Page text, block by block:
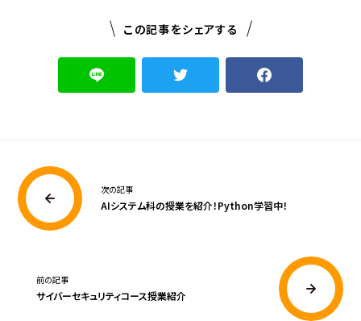
この記事をシェアする
次の記事
AIシステム科の授業を紹介！Python学習中！
前の記事
サイバーセキュリティコース授業紹介